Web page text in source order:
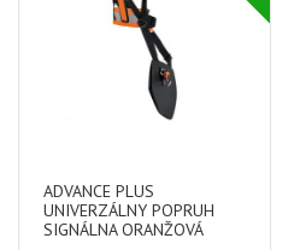
ADVANCE PLUS
UNIVERZÁLNY POPRUH
SIGNÁLNA ORANŽOVÁ